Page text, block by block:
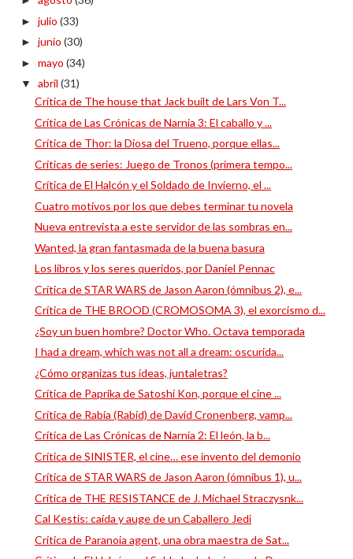
► julio (33)
► junio (30)
► mayo (34)
▼ abril (31)
Crítica de The house that Jack built de Lars Von T...
Crítica de Las Crónicas de Narnia 3: El caballo y ...
Crítica de Thor: la Diosa del Trueno, porque ellas...
Críticas de series: Juego de Tronos (primera tempo...
Crítica de El Halcón y el Soldado de Invierno, el ...
Cuatro motivos por los que debes terminar tu novela
Nueva entrevista a este servidor de las sombras en...
Wanted, la gran fantasmada de la buena basura
Los libros y los seres queridos, por Daniel Pennac
Crítica de STAR WARS de Jason Aaron (ómnibus 2), e...
Crítica de THE BROOD (CROMOSOMA 3), el exorcismo d...
¿Soy un buen hombre? Doctor Who. Octava temporada
I had a dream, which was not all a dream: oscurida...
¿Cómo organizas tus ideas, juntaletras?
Crítica de Paprika de Satoshi Kon, porque el cine ...
Crítica de Rabia (Rabid) de David Cronenberg, vamp...
Crítica de Las Crónicas de Narnia 2: El león, la b...
Crítica de SINISTER, el cine… ese invento del demonio
Crítica de STAR WARS de Jason Aaron (ómnibus 1), u...
Crítica de THE RESISTANCE de J. Michael Straczysnk...
Cal Kestis: caída y auge de un Caballero Jedi
Crítica de Paranoia agent, una obra maestra de Sat...